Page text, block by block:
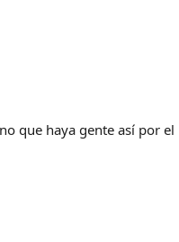
que haya gente así por el